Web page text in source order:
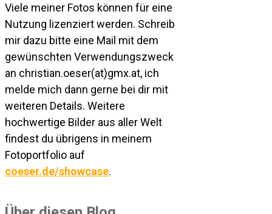
Viele meiner Fotos können für eine
Nutzung lizenziert werden. Schreib
mir dazu bitte eine Mail mit dem
gewünschten Verwendungszweck
an christian.oeser(at)gmx.at, ich
melde mich dann gerne bei dir mit
weiteren Details. Weitere
hochwertige Bilder aus aller Welt
findest du übrigens in meinem
Fotoportfolio auf
coeser.de/showcase.